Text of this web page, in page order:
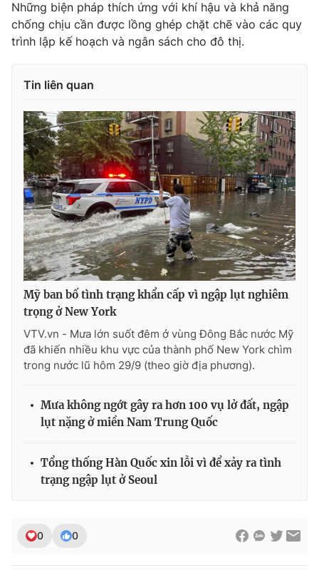
Những biện pháp thích ứng với khí hậu và khả năng
chống chịu cần được lồng ghép chặt chẽ vào các quy
trình lập kế hoạch và ngân sách cho đô thị.
Tin liên quan
Mỹ ban bố tình trạng khẩn cấp vì ngập lụt nghiêm
trọng ở New York
VTV.vn - Mưa lớn suốt đêm ở vùng Đông Bắc nước Mỹ
đã khiến nhiều khu vực của thành phố New York chìm
trong nước lũ hôm 29/9 (theo giờ địa phương).
Mưa không ngớt gây ra hơn 100 vụ lở đất, ngập
lụt nặng ở miền Nam Trung Quốc
Tổng thống Hàn Quốc xin lỗi vì để xảy ra tình
trạng ngập lụt ở Seoul
0 0